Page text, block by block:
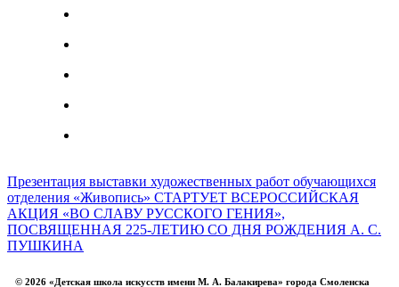
Презентация выставки художественных работ обучающихся
отделения «Живопись» СТАРТУЕТ ВСЕРОССИЙСКАЯ
АКЦИЯ «ВО СЛАВУ РУССКОГО ГЕНИЯ»,
ПОСВЯЩЕННАЯ 225-ЛЕТИЮ СО ДНЯ РОЖДЕНИЯ А. С.
ПУШКИНА
© 2026 «Детская школа искусств имени М. А. Балакирева» города Смоленска